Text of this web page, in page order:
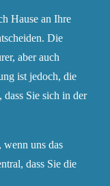
Hause an Ihre
Die
aber auch
ist jedoch, die
Sie sich in der
uns das
dass Sie die